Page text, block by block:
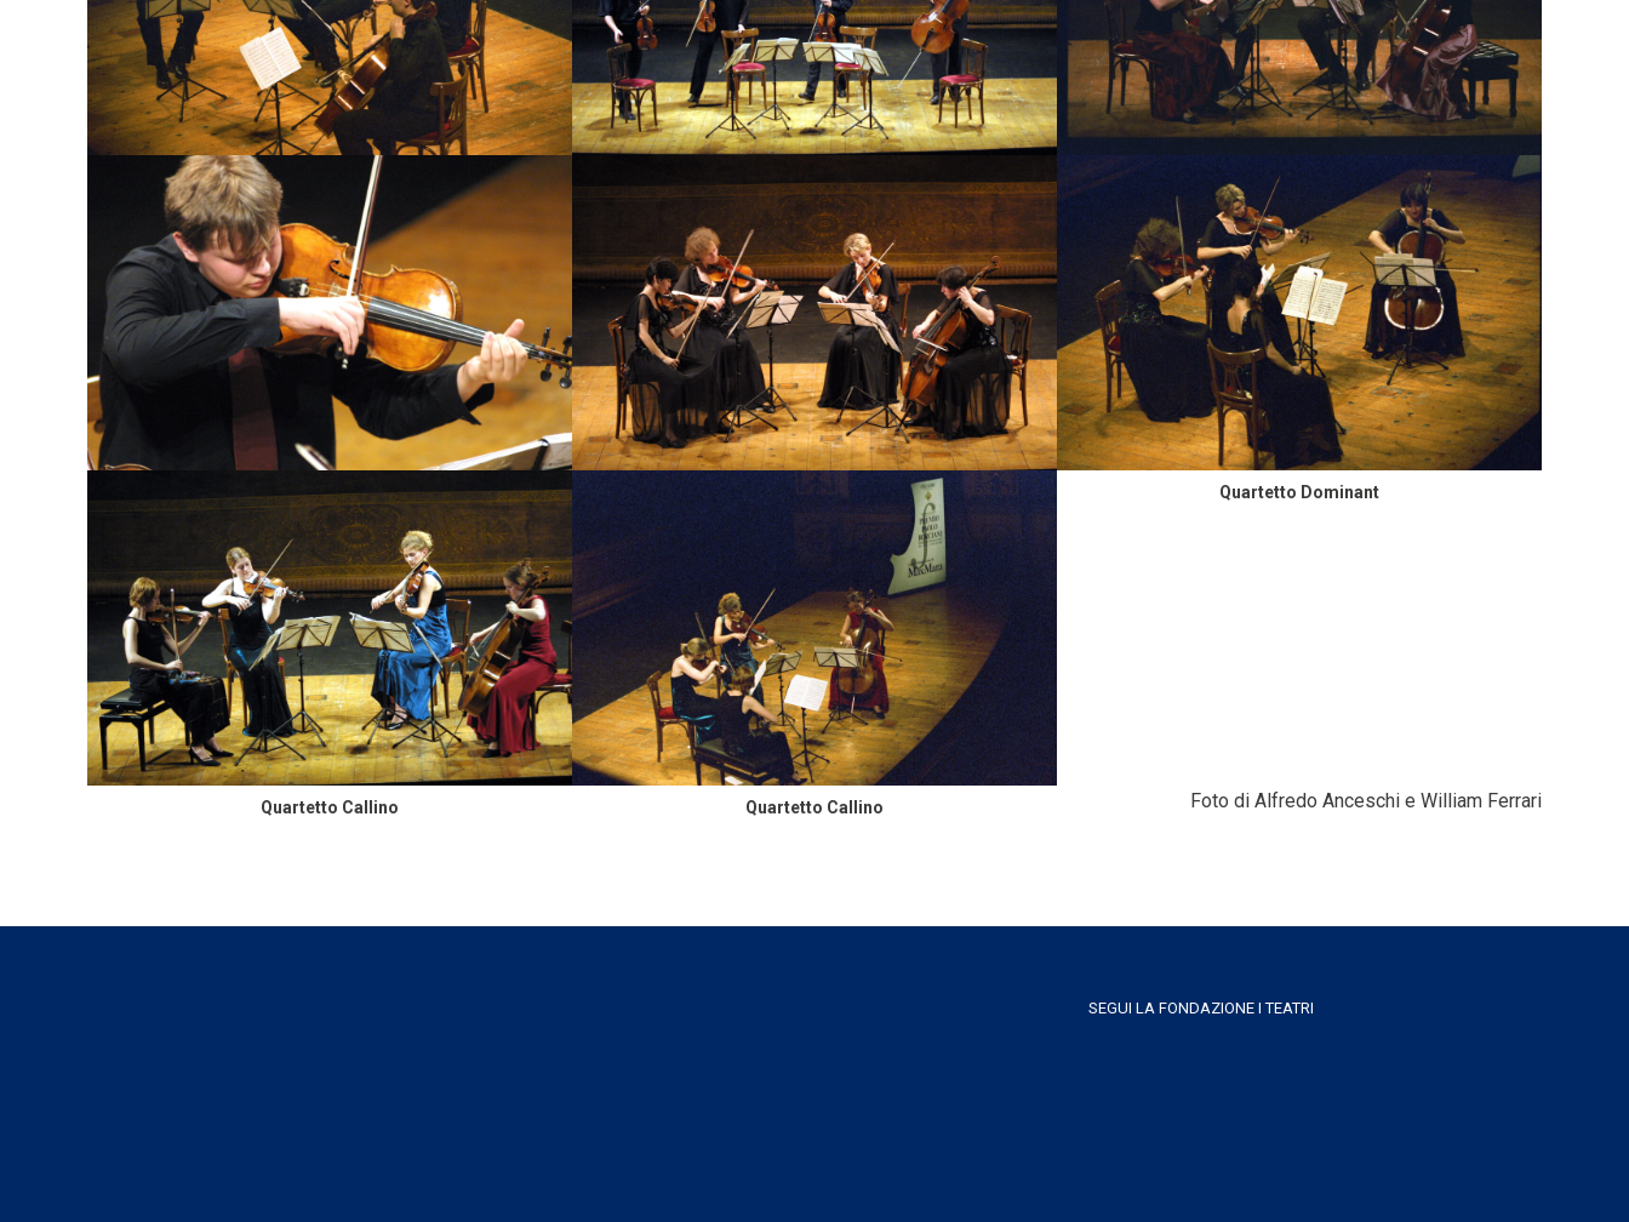
Quartetto Auer Quartetto Ariel
Quartetto Ariel Quartetto Dominant Quartetto Dominant
Quartetto Callino Quartetto Callino Foto di Alfredo Anceschi e William Ferrari
SEGUI LA FONDAZIONE I TEATRI